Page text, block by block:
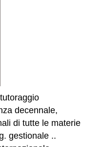
decennale,
di tutte le materie
gestionale ..